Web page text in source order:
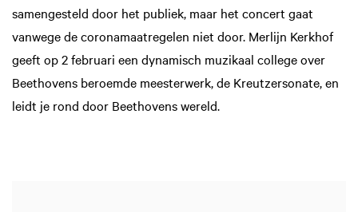
samengesteld door het publiek, maar het concert gaat
vanwege de coronamaatregelen niet door. Merlijn Kerkhof
geeft op 2 februari een dynamisch muzikaal college over
Beethovens beroemde meesterwerk, de Kreutzersonate, en
leidt je rond door Beethovens wereld.